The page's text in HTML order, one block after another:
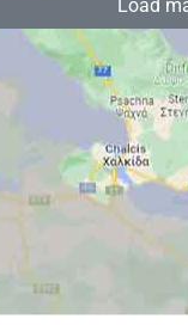
Load